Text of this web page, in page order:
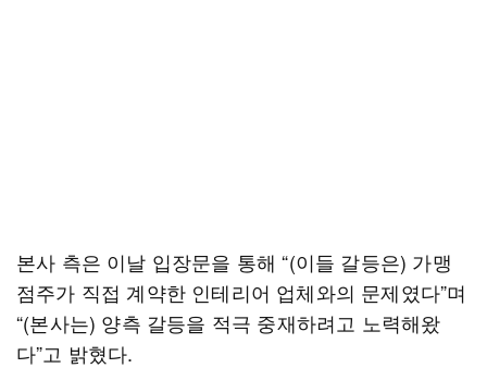
본사 측은 이날 입장문을 통해 “(이들 갈등은) 가맹
점주가 직접 계약한 인테리어 업체와의 문제였다”며
“(본사는) 양측 갈등을 적극 중재하려고 노력해왔
다”고 밝혔다.